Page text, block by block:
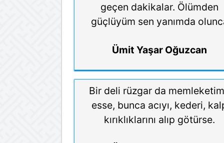
geçen dakikalar. Ölümden
güçlüyüm sen yanımda
Ümit Yaşar Oğuzcan
Bir deli rüzgar da
esse, bunca acıyı, kederi,
kırıklıklarını alıp götürse.